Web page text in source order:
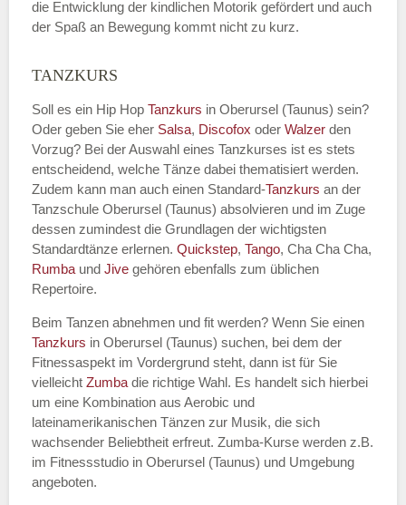
Kontakt E-Mail
Name des Tanzkurs*
Tanzart*
die Entwicklung der kindlichen Motorik gefördert und auch
der Spaß an Bewegung kommt nicht zu kurz.
TANZKURS
Soll es ein Hip Hop Tanzkurs in Oberursel (Taunus) sein?
Oder geben Sie eher Salsa, Discofox oder Walzer den
Vorzug? Bei der Auswahl eines Tanzkurses ist es stets
entscheidend, welche Tänze dabei thematisiert werden.
Zudem kann man auch einen Standard-Tanzkurs an der
Tanzschule Oberursel (Taunus) absolvieren und im Zuge
dessen zumindest die Grundlagen der wichtigsten
Standardtänze erlernen. Quickstep, Tango, Cha Cha Cha,
Rumba und Jive gehören ebenfalls zum üblichen
Repertoire.
Beim Tanzen abnehmen und fit werden? Wenn Sie einen
Tanzkurs in Oberursel (Taunus) suchen, bei dem der
Fitnessaspekt im Vordergrund steht, dann ist für Sie
vielleicht Zumba die richtige Wahl. Es handelt sich hierbei
um eine Kombination aus Aerobic und
lateinamerikanischen Tänzen zur Musik, die sich
wachsender Beliebtheit erfreut. Zumba-Kurse werden z.B.
im Fitnessstudio in Oberursel (Taunus) und Umgebung
angeboten.